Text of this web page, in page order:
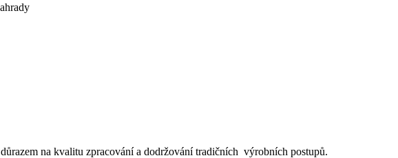
na kvalitu zpracování a dodržování tradičních výrobních postupů.